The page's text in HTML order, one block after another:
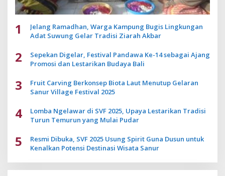
1
Jelang Ramadhan, Warga Kampung Bugis Lingkungan
Adat Suwung Gelar Tradisi Ziarah Akbar
2
Sepekan Digelar, Festival Pandawa Ke-14 sebagai Ajang
Promosi dan Lestarikan Budaya Bali
3
Fruit Carving Berkonsep Biota Laut Menutup Gelaran
Sanur Village Festival 2025
4
Lomba Ngelawar di SVF 2025, Upaya Lestarikan Tradisi
Turun Temurun yang Mulai Pudar
5
Resmi Dibuka, SVF 2025 Usung Spirit Guna Dusun untuk
Kenalkan Potensi Destinasi Wisata Sanur